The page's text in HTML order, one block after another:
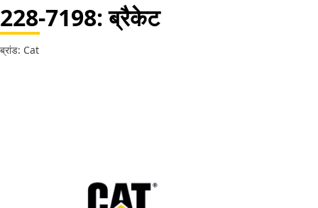
228-7198: ब्रैकेट
ब्रांड: Cat